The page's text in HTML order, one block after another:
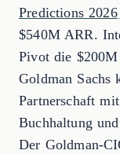
Predictions 2026
$540M ARR.
Pivot die
Goldman Sachs
Partnerschaft
Buchhaltung
Der Goldman-